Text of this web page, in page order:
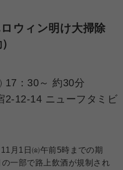
ウィン明け大掃除
17：30～ 約30分
2-12-14 ニューフタミビ
月1日㈮午前5時までの期
一部で路上飲酒が規制され